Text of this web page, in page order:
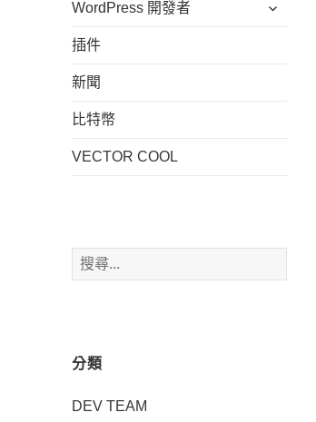
子
WordPress 開發者
展
插件
新聞
比特幣
VECTOR COOL
搜
尋
分類
DEV TEAM